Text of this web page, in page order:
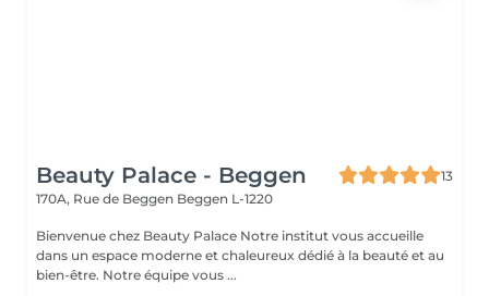
Beauty Palace - Beggen
13
170A, Rue de Beggen Beggen L-1220
Bienvenue chez Beauty Palace Notre institut vous accueille
dans un espace moderne et chaleureux dédié à la beauté et au
bien-être. Notre équipe vous ...